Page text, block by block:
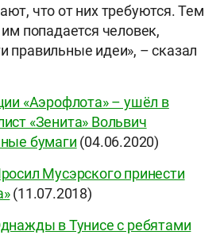
что от них требуются. Тем
попадается человек,
правильные идеи», – сказал
«Аэрофлота» – ушёл в
«Зенита» Вольвич
бумаги (04.06.2020)
Мусэрского принести
(11.07.2018)
в Тунисе с ребятами